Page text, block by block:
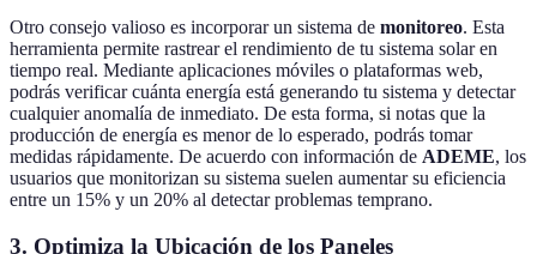
Otro consejo valioso es incorporar un sistema de monitoreo. Esta
herramienta permite rastrear el rendimiento de tu sistema solar en
tiempo real. Mediante aplicaciones móviles o plataformas web,
podrás verificar cuánta energía está generando tu sistema y detectar
cualquier anomalía de inmediato. De esta forma, si notas que la
producción de energía es menor de lo esperado, podrás tomar
medidas rápidamente. De acuerdo con información de ADEME, los
usuarios que monitorizan su sistema suelen aumentar su eficiencia
entre un 15% y un 20% al detectar problemas temprano.
3. Optimiza la Ubicación de los Paneles